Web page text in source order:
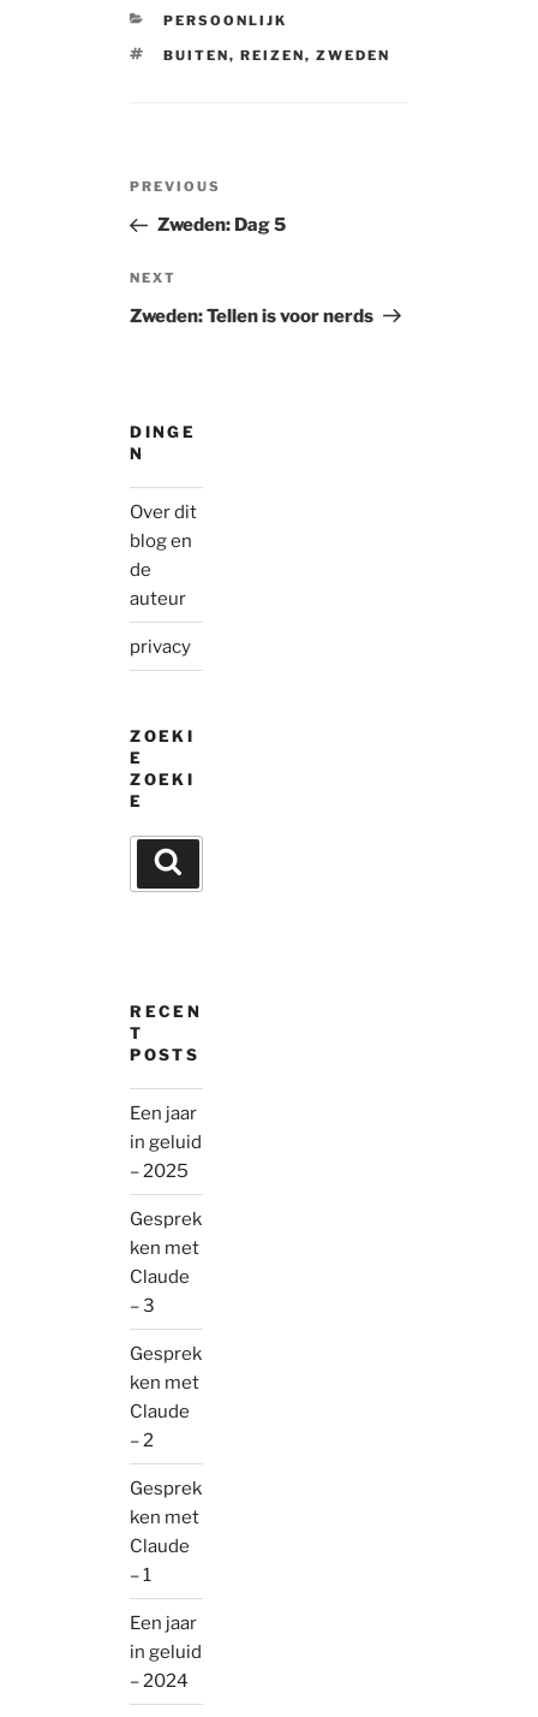
CATEGORIES
PERSOONLIJK
TAGS
BUITEN, REIZEN, ZWEDEN
Previous
Post
PREVIOUS
Zweden: Dag 5
Next
Post
NEXT
Zweden: Tellen is voor nerds
DINGE
N
Over dit
blog en
de
auteur
privacy
ZOEKI
E
ZOEKI
E
Search
for:
RECEN
T
POSTS
Een jaar
in geluid
– 2025
Gesprek
ken met
Claude
– 3
Gesprek
ken met
Claude
– 2
Gesprek
ken met
Claude
– 1
Een jaar
in geluid
– 2024